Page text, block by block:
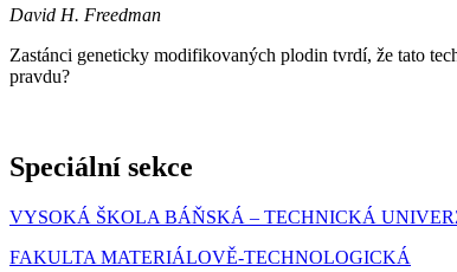
David H. Freedman
Zastánci geneticky modifikovaných plodin tvrdí, že tato
pravdu?
Speciální sekce
VYSOKÁ ŠKOLA BÁŇSKÁ – TECHNICKÁ
FAKULTA MATERIÁLOVĚ-TECHNOLOGICKÁ